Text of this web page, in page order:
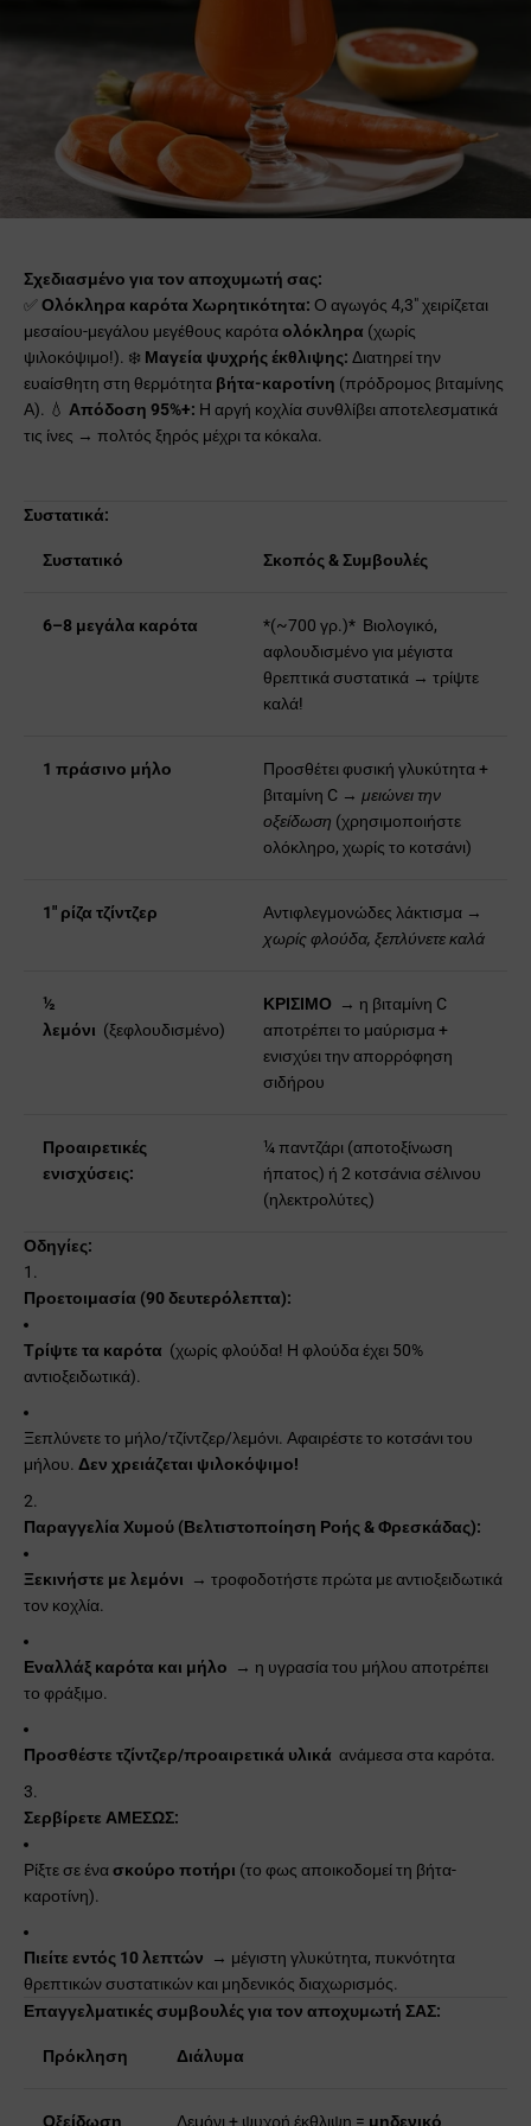
Σχεδιασμένο για τον αποχυμωτή σας:
✅Ολόκληρα καρότα Χωρητικότητα: Ο αγωγός 4,3" χειρίζεται
μεσαίου-μεγάλου μεγέθους καρόταολόκληρα (χωρίς
ψιλοκόψιμο!). ❄️ Μαγεία ψυχρής έκθλιψης: Διατηρεί την
ευαίσθητη στη θερμότητα βήτα-καροτίνη (πρόδρομος βιταμίνης
Α). 💧 Απόδοση 95%+: Η αργή κοχλία συνθλίβει αποτελεσματικά
τις ίνες → πολτός ξηρός μέχρι τα κόκαλα.
Συστατικά:
Συστατικό Σκοπός & Συμβουλές
6–8 μεγάλα καρότα *(~700 γρ.)* Βιολογικό,
αφλουδισμένο για μέγιστα
θρεπτικά συστατικά → τρίψτε
καλά!
1 πράσινο μήλο
Προσθέτει φυσική γλυκύτητα +
βιταμίνη C → μειώνει την
οξείδωση (χρησιμοποιήστε
ολόκληρο, χωρίς το κοτσάνι)
1" ρίζα τζίντζερ
Αντιφλεγμονώδες λάκτισμα →
χωρίς φλούδα, ξεπλύνετε καλά
½
λεμόνι (ξεφλουδισμένο)
ΚΡΙΣΙΜΟ
→ η βιταμίνη C
αποτρέπει το μαύρισμα +
ενισχύει την απορρόφηση
σιδήρου
Προαιρετικές
ενισχύσεις:
¼ παντζάρι (αποτοξίνωση
ήπατος) ή 2 κοτσάνια σέλινου
(ηλεκτρολύτες)
Οδηγίες:
Προετοιμασία (90 δευτερόλεπτα):
Τρίψτε τα καρότα (χωρίς φλούδα! Η φλούδα έχει 50%
αντιοξειδωτικά).
Ξεπλύνετε το μήλο/τζίντζερ/λεμόνι. Αφαιρέστε το κοτσάνι του
μήλου. Δεν χρειάζεται ψιλοκόψιμο!
Παραγγελία Χυμού (Βελτιστοποίηση Ροής & Φρεσκάδας):
Ξεκινήστε με λεμόνι
→ τροφοδοτήστε πρώτα με αντιοξειδωτικά
τον κοχλία.
Εναλλάξ καρότα και μήλο
→ η υγρασία του μήλου αποτρέπει
το φράξιμο.
Προσθέστε τζίντζερ/προαιρετικά υλικά ανάμεσα στα καρότα.
Σερβίρετε ΑΜΕΣΩΣ:
Ρίξτε σε ένασκούρο ποτήρι (το φως αποικοδομεί τη βήτα-
καροτίνη).
Πιείτε εντός 10 λεπτών
→ μέγιστη γλυκύτητα, πυκνότητα
θρεπτικών συστατικών και μηδενικός διαχωρισμός.
Επαγγελματικές συμβουλές για τον αποχυμωτή ΣΑΣ:
Πρόκληση Διάλυμα
Οξείδωση Λεμόνι + ψυχρή έκθλιψη = μηδενικό